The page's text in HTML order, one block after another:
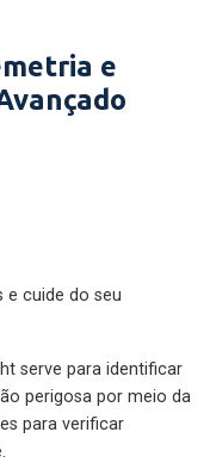
e
e cuide do seu
serve para identificar
perigosa por meio da
para verificar